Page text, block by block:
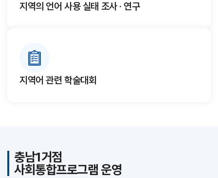
지역의 언어 사용 실태 조사 · 연구
지역어 관련 학술대회
충남1거점
사회통합프로그램 운영